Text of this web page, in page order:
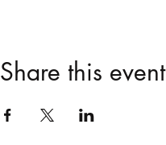
Share this event